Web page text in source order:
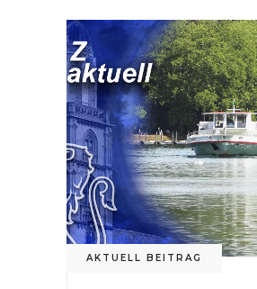
AKTUELL BEITRAG